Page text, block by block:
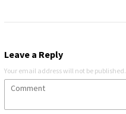
Leave a Reply
Your email address will not be published.